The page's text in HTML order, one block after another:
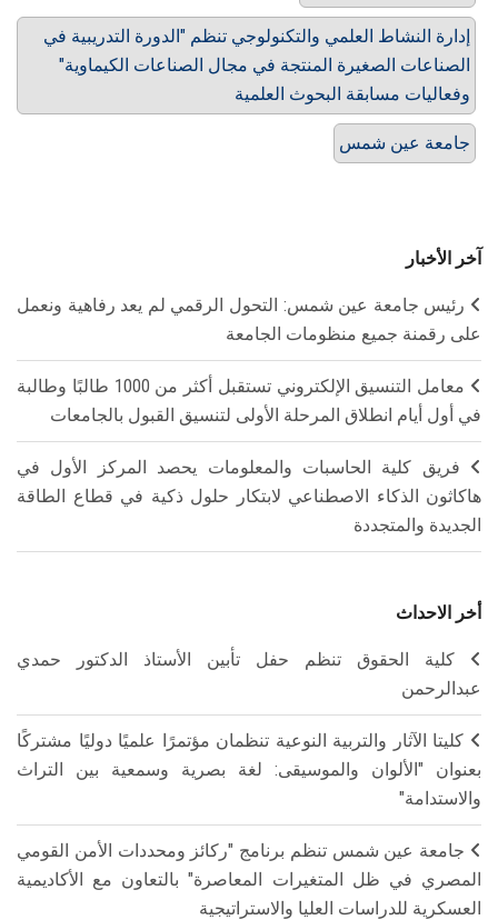
إدارة النشاط العلمي والتكنولوجي تنظم "الدورة التدريبية في
الصناعات الصغيرة المنتجة في مجال الصناعات الكيماوية"
وفعاليات مسابقة البحوث العلمية
جامعة عين شمس
آخر الأخبار
رئيس جامعة عين شمس: التحول الرقمي لم يعد رفاهية ونعمل
على رقمنة جميع منظومات الجامعة
معامل التنسيق الإلكتروني تستقبل أكثر من 1000 طالبًا وطالبة
في أول أيام انطلاق المرحلة الأولى لتنسيق القبول بالجامعات
فريق كلية الحاسبات والمعلومات يحصد المركز الأول في
هاكاثون الذكاء الاصطناعي لابتكار حلول ذكية في قطاع الطاقة
الجديدة والمتجددة
أخر الاحداث
كلية الحقوق تنظم حفل تأبين الأستاذ الدكتور حمدي
عبدالرحمن
كليتا الآثار والتربية النوعية تنظمان مؤتمرًا علميًا دوليًا مشتركًا
بعنوان "الألوان والموسيقى: لغة بصرية وسمعية بين التراث
والاستدامة"
جامعة عين شمس تنظم برنامج "ركائز ومحددات الأمن القومي
المصري في ظل المتغيرات المعاصرة" بالتعاون مع الأكاديمية
العسكرية للدراسات العليا والاستراتيجية